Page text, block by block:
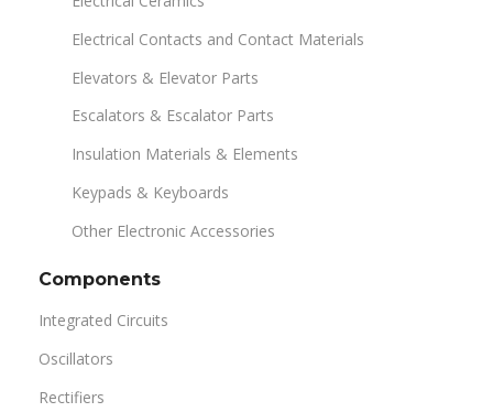
Electrical Contacts and Contact Materials
Elevators & Elevator Parts
Escalators & Escalator Parts
Insulation Materials & Elements
Keypads & Keyboards
Other Electronic Accessories
Components
Integrated Circuits
Oscillators
Rectifiers